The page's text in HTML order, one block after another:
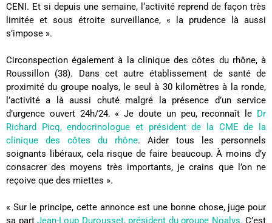
CENI. Et si depuis une semaine, l‘activité reprend de façon très
limitée et sous étroite surveillance, « la prudence là aussi
s’impose ».
Circonspection également à la clinique des côtes du rhône, à
Roussillon (38). Dans cet autre établissement de santé de
proximité du groupe noalys, le seul à 30 kilomètres à la ronde,
l’activité a là aussi chuté malgré la présence d’un service
d’urgence ouvert 24h/24. « Je doute un peu, reconnaît le Dr
Richard Picq, endocrinologue et président de la CME de la
clinique des côtes du rhône. Aider tous les personnels
soignants libéraux, cela risque de faire beaucoup. À moins d’y
consacrer des moyens très importants, je crains que l’on ne
reçoive que des miettes ».
« Sur le principe, cette annonce est une bonne chose, juge pour